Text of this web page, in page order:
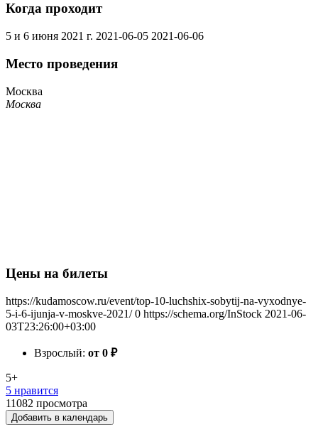
Когда проходит
5 и 6 июня 2021 г. 2021-06-05 2021-06-06
Место проведения
Москва
Москва
Цены на билеты
https://kudamoscow.ru/event/top-10-luchshix-sobytij-na-vyxodnye-
5-i-6-ijunja-v-moskve-2021/ 0 https://schema.org/InStock 2021-06-
03T23:26:00+03:00
Взрослый: от 0 ₽
5+
5 нравится
11082 просмотра
Добавить в календарь